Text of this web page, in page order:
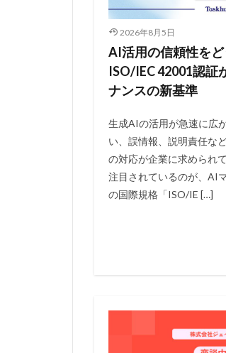
2026年8月5日
AI活用の信頼性を
ISO/IEC 42001認証
ナンスの新基準
生成AIの活用が急速に広
い、誤情報、説明責任な
の対応が企業に求められ
注目されているのが、AI
の国際規格「ISO/IE […]